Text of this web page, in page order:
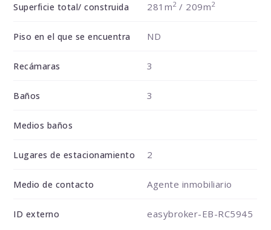
Superficie total/ construida 281m2/ 209m2
Piso en el que se encuentra ND
Recámaras 3
Baños 3
Medios baños
Lugares de estacionamiento 2
Medio de contacto Agente inmobiliario
ID externo easybroker-EB-RC5945